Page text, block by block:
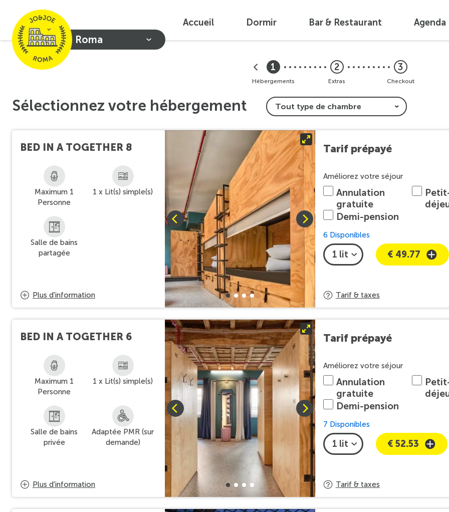
Roma
Accueil Dormir Bar & Restaurant Agenda
1
Hébergements
2
Extras
3
Checkout
Sélectionnez votre hébergement
BED IN A TOGETHER 8
Maximum 1
Personne
1 x Lit(s) simple(s)
Salle de bains
partagée
Plus d'information
Améliorez votre séjour
Tarif prépayé
Annulation
gratuite
Demi-pension
6 Disponibles
€ 49.77
Tarif & taxes
BED IN A TOGETHER 6
Maximum 1
Personne
1 x Lit(s) simple(s)
Salle de bains
privée
Adaptée PMR (sur
demande)
Plus d'information
Améliorez votre séjour
Tarif prépayé
Annulation
gratuite
Demi-pension
7 Disponibles
€ 52.53
Tarif & taxes